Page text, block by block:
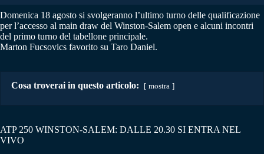
Domenica 18 agosto si svolgeranno l’ultimo turno delle qualificazione
per l’accesso al main draw del Winston-Salem open e alcuni incontri
del primo turno del tabellone principale.
Marton Fucsovics favorito su Taro Daniel.
Cosa troverai in questo articolo: mostra
ATP 250 WINSTON-SALEM: DALLE 20.30 SI ENTRA NEL
VIVO